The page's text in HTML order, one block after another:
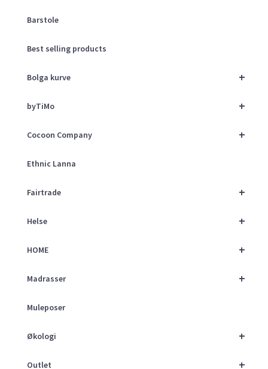
Barstole
Best selling products
+
Bolga kurve
+
byTiMo
+
Cocoon Company
Ethnic Lanna
+
Fairtrade
+
Helse
+
HOME
+
Madrasser
Muleposer
+
Økologi
+
Outlet